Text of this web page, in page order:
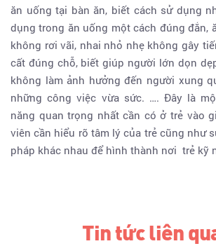
ăn uống tại bàn ăn, biết cách sử dụng
dụng trong ăn uống một cách đúng đắn,
không rơi vãi, nhai nhỏ nhẹ không gây
cất đúng chỗ, biết giúp người lớn dọn
không làm ảnh hưởng đến người xung
những công việc vừa sức. …. Đây là
năng quan trọng nhất cần có ở trẻ vào
viên cần hiểu rõ tâm lý của trẻ cũng như
pháp khác nhau để hình thành nơi trẻ kỹ
Tin tức liên